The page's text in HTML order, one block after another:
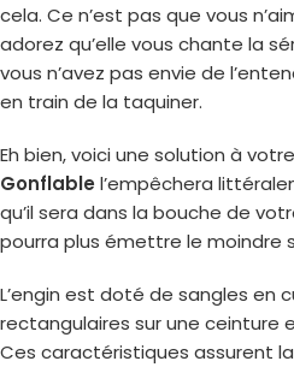
cela. Ce n’est pas que vous
adorez qu’elle vous chante la
vous n’avez pas envie de
en train de la taquiner.
Eh bien, voici une solution à
Gonflable l’empêchera
qu’il sera dans la bouche de
pourra plus émettre le moindre
L’engin est doté de sangles en
rectangulaires sur une ceinture
Ces caractéristiques assurent